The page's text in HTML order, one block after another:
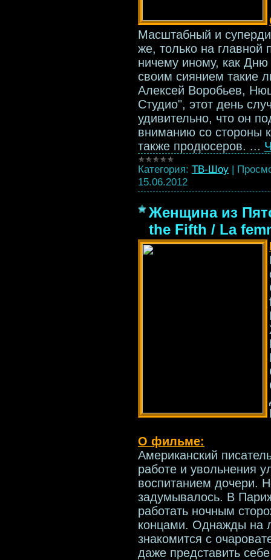
Масштабный и
же, только на
ничему иному, как
своим сиянием такие
Алексей Воробьев,
Студио", этот день
удивительно, что он
вниманию со стороны
также продюсеров. ...
Категория: ТВ-Шоу |
15.06.2012
Женщина из
the Fifth / La
О фильме:
Американский
работе и увольнения
воспитанием дочери.
задумывалось. В
работать ночным
концами. Однажды на
знакомится с
даже представить